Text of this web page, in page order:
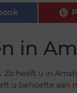
in
heeft u in
u behoefte aan